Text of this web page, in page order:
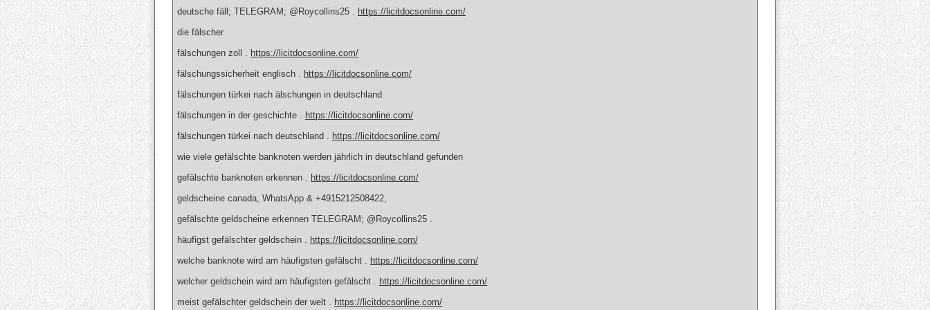
deutsche fäll; TELEGRAM; @Roycollins25 . https://licitdocsonline.com/
die fälscher
fälschungen zoll . https://licitdocsonline.com/
fälschungssicherheit englisch . https://licitdocsonline.com/
fälschungen türkei nach älschungen in deutschland
fälschungen in der geschichte . https://licitdocsonline.com/
fälschungen türkei nach deutschland . https://licitdocsonline.com/
wie viele gefälschte banknoten werden jährlich in deutschland gefunden
gefälschte banknoten erkennen . https://licitdocsonline.com/
geldscheine canada, WhatsApp & +4915212508422,
gefälschte geldscheine erkennen TELEGRAM; @Roycollins25 .
häufigst gefälschter geldschein . https://licitdocsonline.com/
welche banknote wird am häufigsten gefälscht . https://licitdocsonline.com/
welcher geldschein wird am häufigsten gefälscht . https://licitdocsonline.com/
meist gefälschter geldschein der welt . https://licitdocsonline.com/